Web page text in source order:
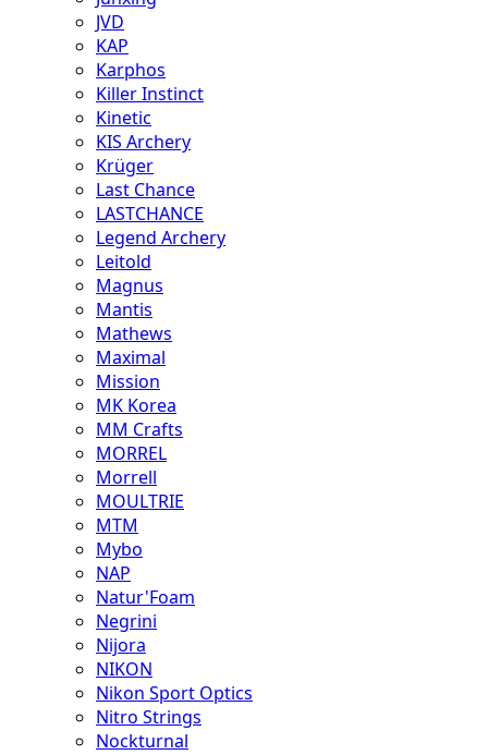
JVD
KAP
Karphos
Killer Instinct
Kinetic
KIS Archery
Krüger
Last Chance
LASTCHANCE
Legend Archery
Leitold
Magnus
Mantis
Mathews
Maximal
Mission
MK Korea
MM Crafts
MORREL
Morrell
MOULTRIE
MTM
Mybo
NAP
Natur'Foam
Negrini
Nijora
NIKON
Nikon Sport Optics
Nitro Strings
Nockturnal